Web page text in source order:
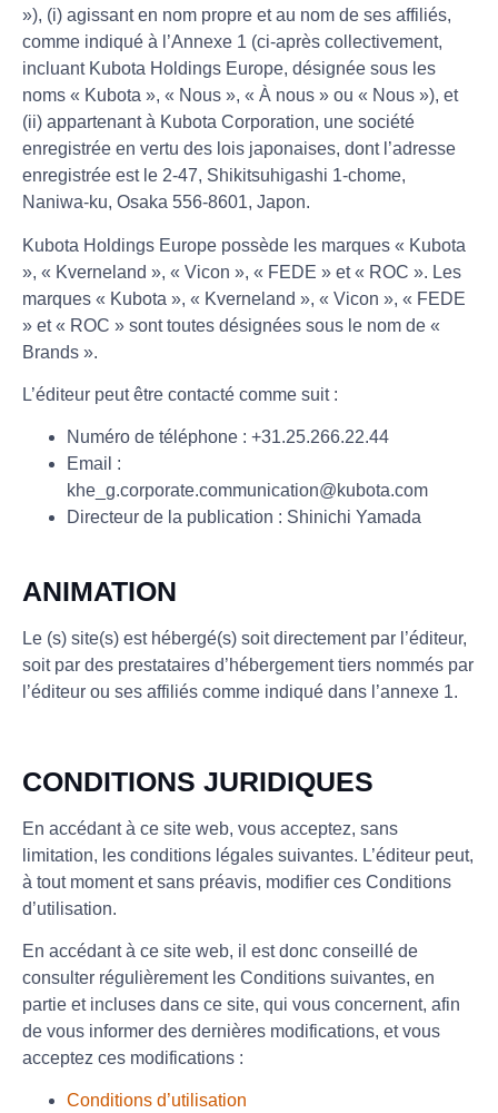
»), (i) agissant en nom propre et au nom de ses affiliés,
comme indiqué à l’Annexe 1 (ci-après collectivement,
incluant Kubota Holdings Europe, désignée sous les
noms « Kubota », « Nous », « À nous » ou « Nous »), et
(ii) appartenant à Kubota Corporation, une société
enregistrée en vertu des lois japonaises, dont l’adresse
enregistrée est le 2-47, Shikitsuhigashi 1-chome,
Naniwa-ku, Osaka 556-8601, Japon.
Kubota Holdings Europe possède les marques « Kubota
», « Kverneland », « Vicon », « FEDE » et « ROC ». Les
marques « Kubota », « Kverneland », « Vicon », « FEDE
» et « ROC » sont toutes désignées sous le nom de «
Brands ».
L’éditeur peut être contacté comme suit :
Numéro de téléphone : +31.25.266.22.44
Email :
khe_g.corporate.communication@kubota.com
Directeur de la publication : Shinichi Yamada
ANIMATION
Le (s) site(s) est hébergé(s) soit directement par l’éditeur,
soit par des prestataires d’hébergement tiers nommés par
l’éditeur ou ses affiliés comme indiqué dans l’annexe 1.
CONDITIONS JURIDIQUES
En accédant à ce site web, vous acceptez, sans
limitation, les conditions légales suivantes. L’éditeur peut,
à tout moment et sans préavis, modifier ces Conditions
d’utilisation.
En accédant à ce site web, il est donc conseillé de
consulter régulièrement les Conditions suivantes, en
partie et incluses dans ce site, qui vous concernent, afin
de vous informer des dernières modifications, et vous
acceptez ces modifications :
Conditions d’utilisation